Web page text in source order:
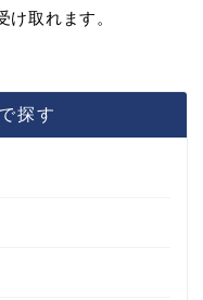
け取れます。
探す